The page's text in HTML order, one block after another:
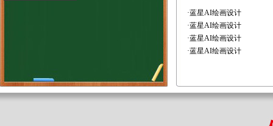
·蓝星AI绘画设计
·蓝星AI绘画设计
·蓝星AI绘画设计
·蓝星AI绘画设计